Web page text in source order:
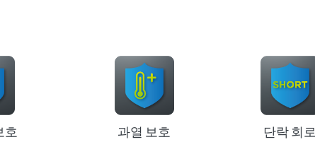
호 과열 보호 단락 회로